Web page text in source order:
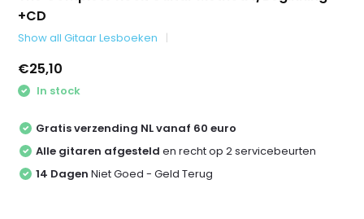
+CD
Show all Gitaar Lesboeken
€25,10
In stock
Gratis verzending NL vanaf 60 euro
Alle gitaren afgesteld en recht op 2 servicebeurten
14 Dagen Niet Goed - Geld Terug